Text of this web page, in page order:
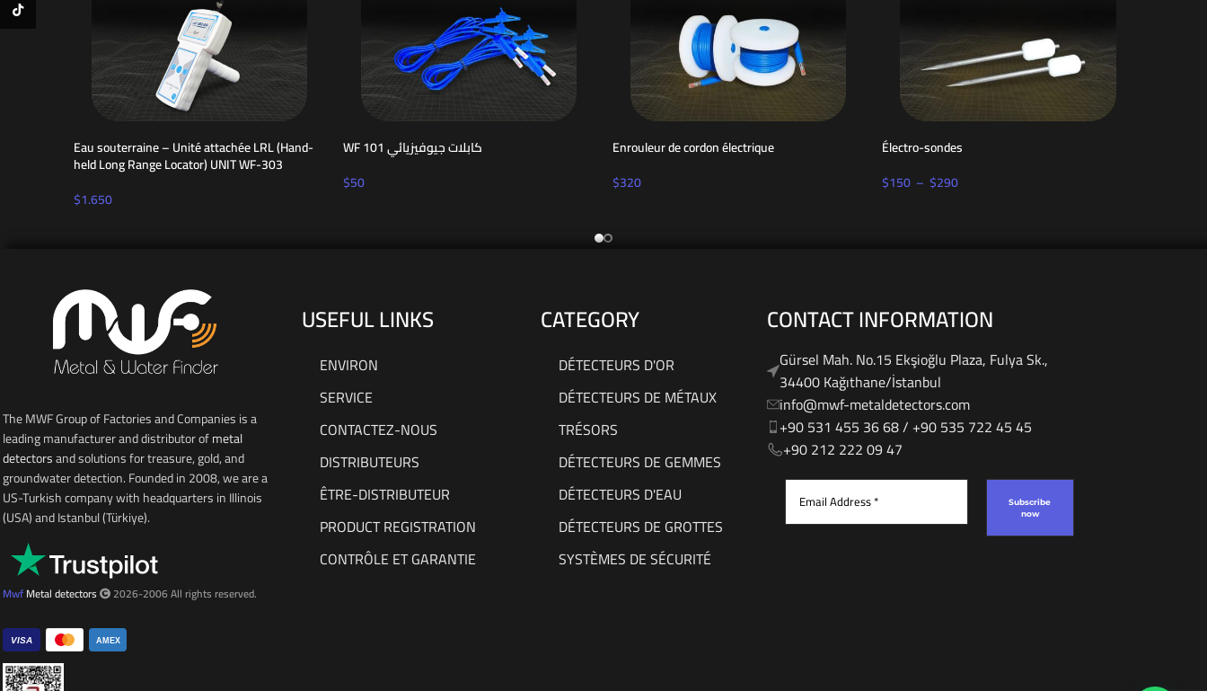
Eau souterraine – Unité attachée LRL (Hand-
held Long Range Locator) UNIT WF-303
$1.650
WF 101 كابلات جيوفيزيائي
$50
Enrouleur de cordon électrique
$320
Électro-sondes
$150 – $290
The MWF Group of Factories and Companies is a
leading manufacturer and distributor ofmetal
detectorsand solutions for treasure, gold, and
groundwater detection. Founded in 2008, we are a
US-Turkish company with headquarters in Illinois
(USA) and Istanbul (Türkiye).
MwfMetal detectors 2026-2006 All rights reserved.
VISA AMEX
USEFUL LINKS
ENVIRON
SERVICE
CONTACTEZ-NOUS
DISTRIBUTEURS
ÊTRE-DISTRIBUTEUR
PRODUCT REGISTRATION
CONTRÔLE ET GARANTIE
CATEGORY
DÉTECTEURS D'OR
DÉTECTEURS DE MÉTAUX
TRÉSORS
DÉTECTEURS DE GEMMES
DÉTECTEURS D'EAU
DÉTECTEURS DE GROTTES
SYSTÈMES DE SÉCURITÉ
CONTACT INFORMATION
Gürsel Mah. No.15 Ekşioğlu Plaza, Fulya Sk.,
34400 Kağıthane/İstanbul
info@mwf-metaldetectors.com
+90 531 455 36 68 / ‎‪+90 535 722 45 45
‎‪+90 212 222 09 47